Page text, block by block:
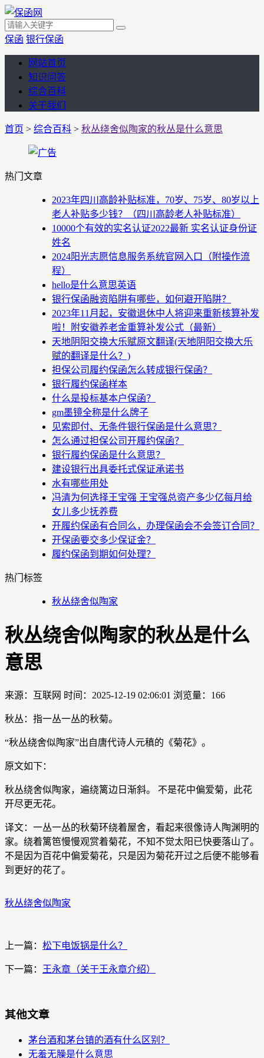
保函 银行保函
网站首页
知识问答
综合百科
关于我们
首页 > 综合百科 > 秋丛绕舍似陶家的秋丛是什么意思
热门文章
2023年四川高龄补贴标准，70岁、75岁、80岁以上
老人补贴多少钱？（四川高龄老人补贴标准）
10000个有效的实名认证2022最新 实名认证身份证
姓名
2024阳光志愿信息服务系统官网入口（附操作流
程）
hello是什么意思英语
银行保函融资陷阱有哪些，如何避开陷阱？
2023年11月起，安徽退休中人将迎来重新核算补发
啦！附安徽养老金重算补发公式（最新）
天地阴阳交换大乐赋原文翻译(天地阴阳交换大乐
赋的翻译是什么？)
担保公司履约保函怎么转成银行保函？
银行履约保函样本
什么是投标基本户保函？
gm墨镜全称是什么牌子
见索即付、无条件银行保函是什么意思？
怎么通过担保公司开履约保函？
银行履约保函是什么意思？
建设银行出具委托式保证承诺书
水有哪些用处
冯清为何选择王宝强 王宝强总资产多少亿每月给
女儿多少抚养费
开履约保函有合同么，办理保函会不会签订合同？
开保函要交多少保证金？
履约保函到期如何处理？
热门标签
秋丛绕舍似陶家
秋丛绕舍似陶家的秋丛是什么
意思
来源：互联网 时间：2025-12-19 02:06:01 浏览量：166
秋丛：指一丛一丛的秋菊。
“秋丛绕舍似陶家”出自唐代诗人元稹的《菊花》。
原文如下：
秋丛绕舍似陶家，遍绕篱边日渐斜。 不是花中偏爱菊，此花
开尽更无花。
译文：一丛一丛的秋菊环绕着屋舍，看起来很像诗人陶渊明的
家。绕着篱笆慢慢观赏着菊花，不知不觉太阳已快要落山了。
不是因为百花中偏爱菊花，只是因为菊花开过之后便不能够看
到更好的花了。
秋丛绕舍似陶家
上一篇： 松下电饭锅是什么？
下一篇： 王永章（关于王永章介绍）
其他文章
茅台酒和茅台镇的酒有什么区别？
无羞无臊是什么意思